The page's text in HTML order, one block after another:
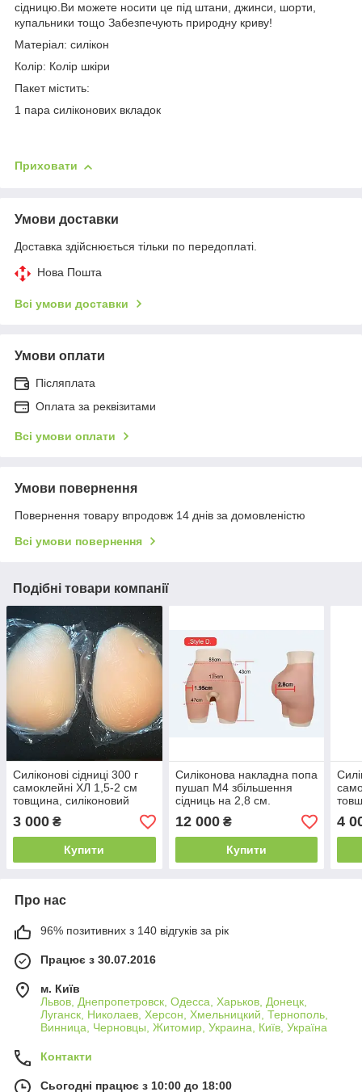
сідницю.Ви можете носити це під штани, джинси, шорти,
купальники тощо Забезпечують природну криву!
Матеріал: силікон
Колір: Колір шкіри
Пакет містить:
1 пара силіконових вкладок
Приховати
Умови доставки
Доставка здійснюється тільки по передоплаті.
Нова Пошта
Всі умови доставки
Умови оплати
Післяплата
Оплата за реквізитами
Всі умови оплати
Умови повернення
Повернення товару впродовж 14 днів за домовленістю
Всі умови повернення
Подібні товари компанії
Силіконові сідниці 300 г
самоклейні ХЛ 1,5-2 см
товщина, силіконовий
пуш-ап, накладна попа
3 000 ₴
Купити
Силіконова накладна попа
пушап M4 збільшення
сідниць на 2,8 см.
Силіконові труси для
збільшення сідниць
12 000₴
Купити
4
Про нас
96% позитивних з 140 відгуків за рік
Працює з 30.07.2016
м. Київ
Львов, Днепропетровск, Одесса, Харьков, Донецк,
Луганск, Николаев, Херсон, Хмельницкий, Тернополь,
Винница, Черновцы, Житомир, Украина, Київ, Україна
Контакти
Сьогодні працює з 10:00 до 18:00